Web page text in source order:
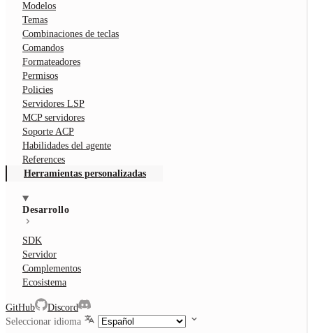
Modelos
Temas
Combinaciones de teclas
Comandos
Formateadores
Permisos
Policies
Servidores LSP
MCP servidores
Soporte ACP
Habilidades del agente
References
Herramientas personalizadas
Desarrollo
SDK
Servidor
Complementos
Ecosistema
GitHub
Discord
Seleccionar idioma